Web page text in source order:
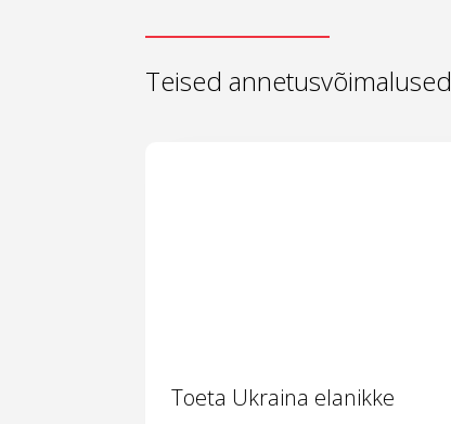
Teised annetusvõimalused
Toeta Ukraina elanikke